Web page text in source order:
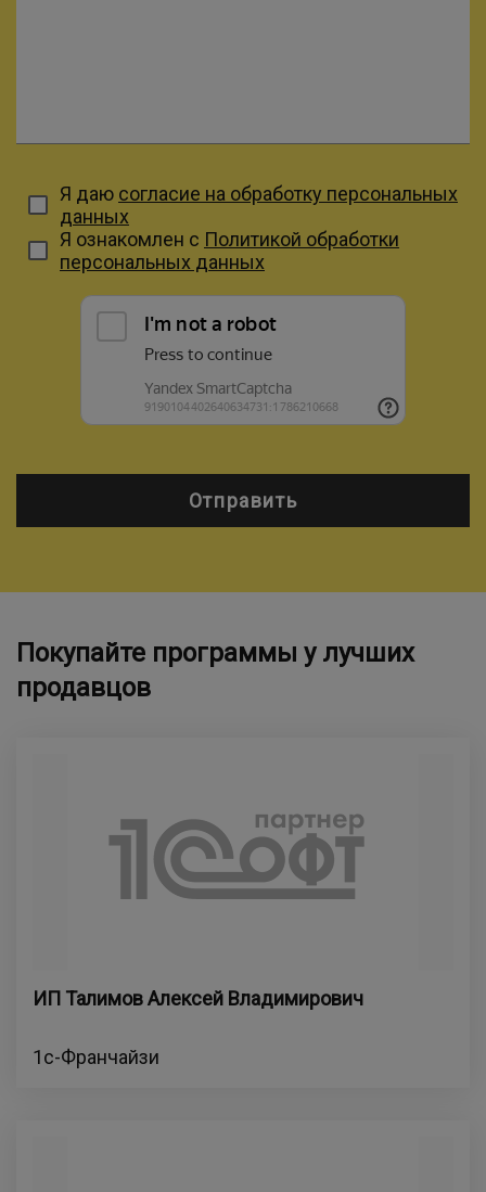
Я даю согласие на обработку персональных
данных
Я ознакомлен с Политикой обработки
персональных данных
Отправить
Покупайте программы у лучших
продавцов
ИП Талимов Алексей Владимирович
1с-Франчайзи